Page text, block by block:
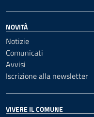
NOVITÀ
Notizie
Comunicati
Avvisi
Iscrizione alla newsletter
VIVERE IL COMUNE